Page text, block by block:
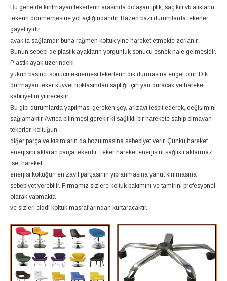
Bu genelde kırılmayan tekerlerin arasında dolaşan iplik, saç kılı vb atıkların
tekerin dönmemesine yol açtığındandır. Bazen bazı durumlarda tekerler
gayet iyidir
ayak ta sağlamdır buna rağmen koltuk yine hareket etmekte zorlanır.
Bunun sebebi de plastik ayakların yorgunluk sonucu esnek hale gelmesidir.
Plastik ayak üzerindeki
yükün basıncı sonucu esnemesi tekerlerin dik durmasına engel olur. Dik
durmayan teker kuvvet noktasından saptığı için yan duracak ve hareket
kabiliyetini yitirecektir.
Bu gibi durumlarda yapılması gereken şey, arızayı tespit ederek, değişimini
sağlamaktır. Ayrıca bilinmesi gerekir ki sağlıklı bir harekete sahip olmayan
tekerler, koltuğun
diğer parça ve kısımların da bozulmasına sebebiyet verir. Çünkü hareket
enerjisini aktaran parça tekerdir. Teker hareket enerjisini sağlıklı aktarmaz
ise, hareket
enerjisi koltuğun en zayıf parçasının yıpranmasına yahut kırılmasına
sebebiyet verebilir. Firmamız sizlere koltuk bakımını ve tamirini profesyonel
olarak yapmakta
ve sizleri ciddi koltuk masraflarından kurtaracaktır.